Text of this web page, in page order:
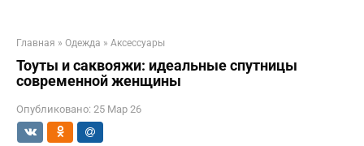
Главная » Одежда » Аксессуары
Тоуты и саквояжи: идеальные спутницы
современной женщины
Опубликовано: 25 Мар 26